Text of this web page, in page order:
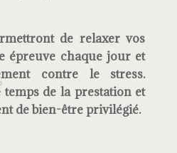
de relaxer vos
épreuve chaque jour et
contre le stress.
temps de la prestation et
de bien-être privilégié.